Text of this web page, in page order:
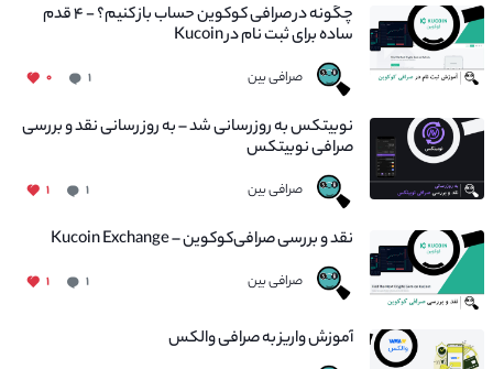
چگونه در صرافی کوکوین حساب باز کنیم؟ - ۴ قدم
ساده برای ثبت نام در Kucoin
صرافی بین ۱ ۰
نوبیتکس به روزرسانی شد – به روز رسانی نقد و بررسی
صرافی نوبیتکس
صرافی بین ۱ ۱
نقد و بررسی صرافی‌کوکوین – Kucoin Exchange
صرافی بین ۱ ۱
آموزش واریز به صرافی والکس